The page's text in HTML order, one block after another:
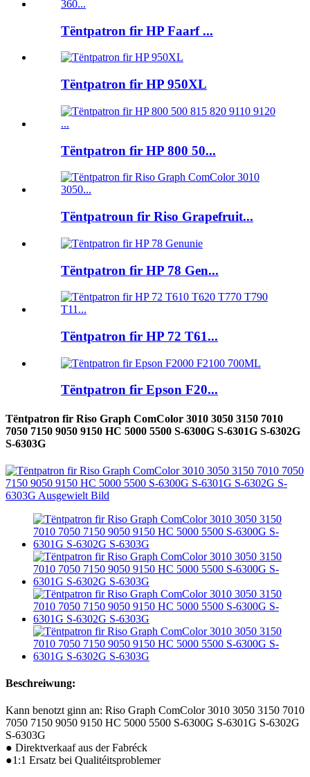
Tëntpatron fir HP Faarf ...
Tëntpatron fir HP 950XL
Tëntpatron fir HP 800 50...
Tëntpatroun fir Riso Grapefruit...
Tëntpatron fir HP 78 Gen...
Tëntpatron fir HP 72 T61...
Tëntpatron fir Epson F20...
Tëntpatron fir Riso Graph ComColor 3010 3050 3150 7010
7050 7150 9050 9150 HC 5000 5500 S-6300G S-6301G S-6302G
S-6303G
Beschreiwung:
Kann benotzt ginn an: Riso Graph ComColor 3010 3050 3150 7010
7050 7150 9050 9150 HC 5000 5500 S-6300G S-6301G S-6302G
S-6303G
● Direktverkaaf aus der Fabréck
●1:1 Ersatz bei Qualitéitsproblemer